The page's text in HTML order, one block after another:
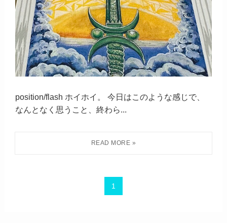
position/flash ホイホイ。 今日はこのような感じで、
なんとなく思うこと、終わら...
1